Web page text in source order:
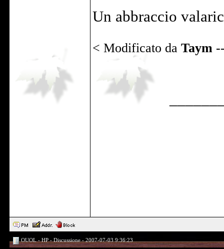
Un abbraccio
< Modificato da Taym
OUOL - HP - Discussione - 2007-07-03 9:36:23